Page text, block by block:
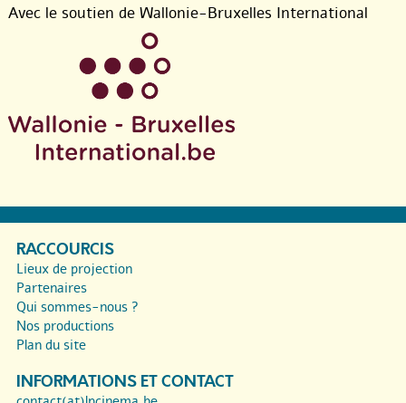
Avec le soutien de Wallonie-Bruxelles International
RACCOURCIS
Lieux de projection
Partenaires
Qui sommes-nous ?
Nos productions
Plan du site
INFORMATIONS ET CONTACT